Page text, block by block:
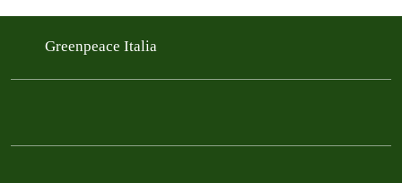
Greenpeace Italia